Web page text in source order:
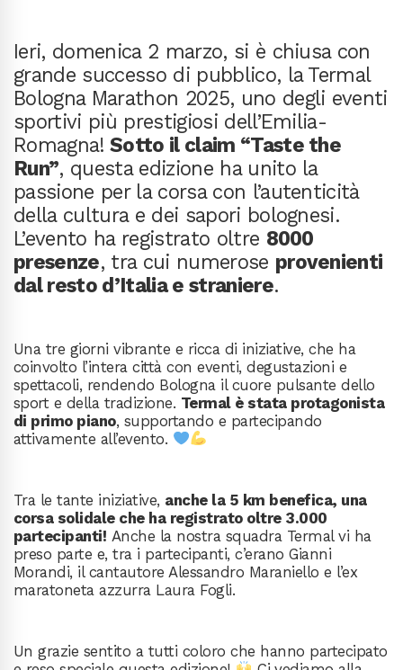
Ieri, domenica 2 marzo, si è chiusa con
grande successo di pubblico, la Termal
Bologna Marathon 2025, uno degli eventi
sportivi più prestigiosi dell’Emilia-
Romagna! Sotto il claim “Taste the
Run”, questa edizione ha unito la
passione per la corsa con l’autenticità
della cultura e dei sapori bolognesi.
L’evento ha registrato oltre 8000
presenze, tra cui numerose provenienti
dal resto d’Italia e straniere.
Una tre giorni vibrante e ricca di iniziative, che ha
coinvolto l’intera città con eventi, degustazioni e
spettacoli, rendendo Bologna il cuore pulsante dello
sport e della tradizione. Termal è stata protagonista
di primo piano, supportando e partecipando
attivamente all’evento.
Tra le tante iniziative, anche la 5 km benefica, una
corsa solidale che ha registrato oltre 3.000
partecipanti! Anche la nostra squadra Termal vi ha
preso parte e, tra i partecipanti, c’erano Gianni
Morandi, il cantautore Alessandro Maraniello e l’ex
maratoneta azzurra Laura Fogli.
Un grazie sentito a tutti coloro che hanno partecipato